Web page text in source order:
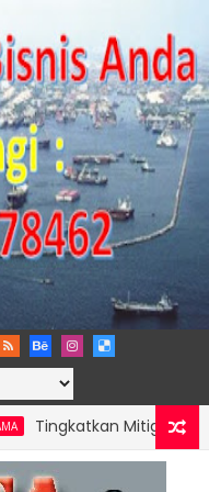
Mitigasi Risiko,
PENAMBAHAN E-